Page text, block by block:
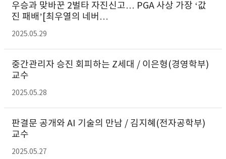
우승과 맞바꾼 2벌타 자진신고… PGA 사상 가장 ‘값
진 패배’[최우열의 네버…
2025.05.29
중간관리자 승진 회피하는 Z세대 / 이은형(경영학부)
교수
2025.05.28
판결문 공개와 AI 기술의 만남 / 김지혜(전자공학부)
교수
2025.05.27